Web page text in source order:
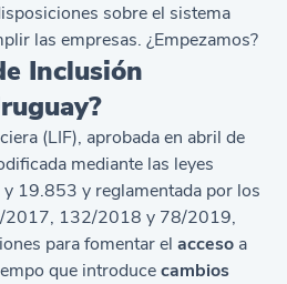
sobre el sistema
las empresas. ¿Empezamos?
Inclusión
(LIF), aprobada en abril de
mediante las leyes
19.853 y reglamentada por los
132/2018 y 78/2019,
para fomentar elacceso a
que introducecambios